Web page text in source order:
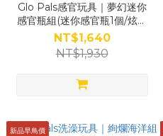
Glo Pals感官玩具｜夢幻迷你
感官瓶組(迷你感官瓶1個/炫光
小冰塊10顆/感官繽紛組)
NT$1,640
NT$1,930
新品早鳥價